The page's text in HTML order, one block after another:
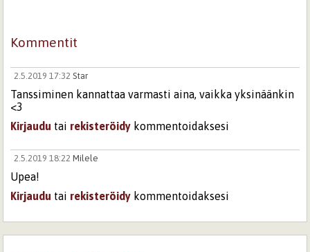
Kommentit
2.5.2019 17:32 Star
Tanssiminen kannattaa varmasti aina, vaikka yksinäänkin
<3
Kirjaudu tai rekisteröidy kommentoidaksesi
2.5.2019 18:22 Milele
Upea!
Kirjaudu tai rekisteröidy kommentoidaksesi